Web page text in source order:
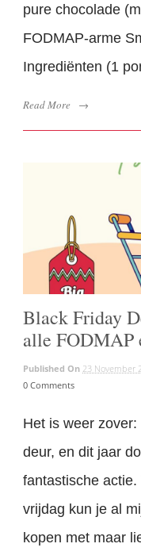
pure chocolade
FODMAP-arme
Ingrediënten (1
Read More →
Black Friday
alle FODMAP
Published On 23 November
0 Comments
Het is weer
deur, en dit jaar
fantastische
vrijdag kun je al
kopen met maar